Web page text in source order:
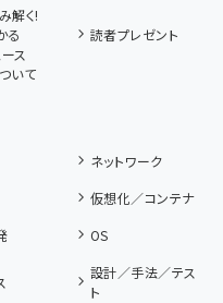
解く!
る
ス
読者プレゼント
いて
ネットワーク
仮想化／コンテナ
OS
設計／手法／テス
ト